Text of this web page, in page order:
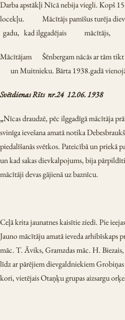
Darba apstākļi Nīcā nebija viegli. Kopš
locekļu. Mācītājs pamīšus turēja
gadu, kad ilggadējais mācītājs,
Mācītājam Šēnbergam nācās ar tām
un Muitnieku. Bārta 1938.gadā
Svētdienas Rīts nr.24 12.06. 1938
„Nīcas draudzē, pēc ilggadīgā mācītāja
svinīga ievešana amatā notika
piedalīšanās svētkos. Pateicībā un priekā
un kad sakas dievkalpojums, bija
mācītāji devas gājienā uz baznīcu.
Ceļā krita jaunatnes kaisītie ziedi. Pie
Jauno mācītāju amatā ieveda
māc. T. Āviks, Gramzdas māc. H.
līdz ar pārējiem dievgaldniekiem
kori, vietējais Otaņķu grupas aizsargu